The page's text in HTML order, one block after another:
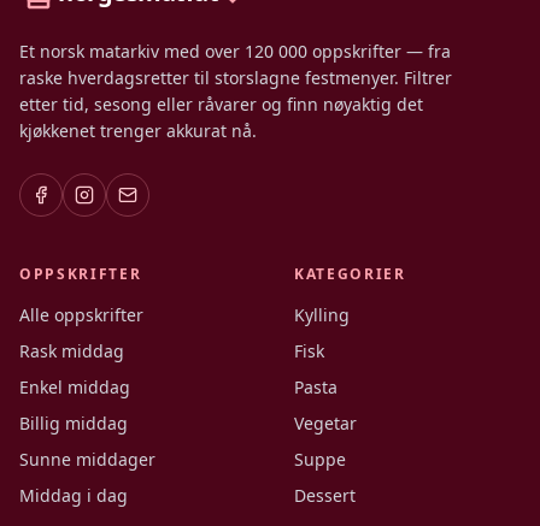
Et norsk matarkiv med over 120 000 oppskrifter — fra
raske hverdagsretter til storslagne festmenyer. Filtrer
etter tid, sesong eller råvarer og finn nøyaktig det
kjøkkenet trenger akkurat nå.
OPPSKRIFTER
Alle oppskrifter
Rask middag
Enkel middag
Billig middag
Sunne middager
Middag i dag
KATEGORIER
Kylling
Fisk
Pasta
Vegetar
Suppe
Dessert